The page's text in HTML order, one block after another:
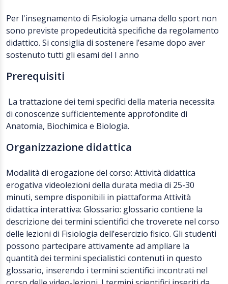
Per l'insegnamento di Fisiologia umana dello sport non
sono previste propedeuticità specifiche da regolamento
didattico. Si consiglia di sostenere l’esame dopo aver
sostenuto tutti gli esami del I anno
Prerequisiti
La trattazione dei temi specifici della materia necessita
di conoscenze sufficientemente approfondite di
Anatomia, Biochimica e Biologia.
Organizzazione didattica
Modalità di erogazione del corso: Attività didattica
erogativa videolezioni della durata media di 25-30
minuti, sempre disponibili in piattaforma Attività
didattica interattiva: Glossario: glossario contiene la
descrizione dei termini scientifici che troverete nel corso
delle lezioni di Fisiologia dell’esercizio fisico. Gli studenti
possono partecipare attivamente ad ampliare la
quantità dei termini specialistici contenuti in questo
glossario, inserendo i termini scientifici incontrati nel